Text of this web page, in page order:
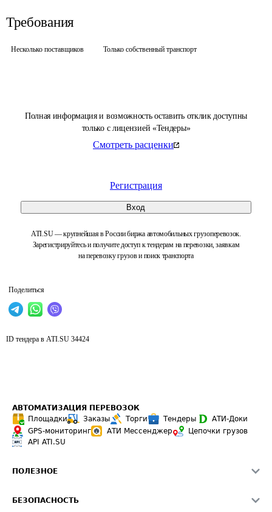
Полная информация и возможность оставить отклик доступны
только с лицензией «Тендеры»
Смотреть расценки
Регистрация
Вход
ATI.SU — крупнейшая в России биржа автомобильных грузоперевозок.
Зарегистрируйтесь и получите доступ к тендерам на перевозки, заявкам
на перевозку грузов и поиск транспорта
Поделиться
Требования
Несколько поставщиков Только собственный транспорт
ID тендера в ATI.SU 34424
АВТОМАТИЗАЦИЯ ПЕРЕВОЗОК
Площадки
Заказы Торги Тендеры
АТИ-Доки
GPS-мониторинг
АТИ Мессенджер
Цепочки грузов
API ATI.SU
ПОЛЕЗНОЕ
БЕЗОПАСНОСТЬ